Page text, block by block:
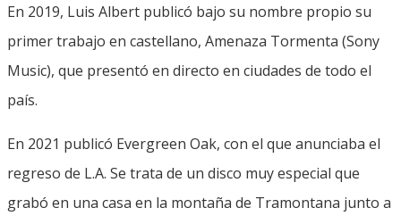
En 2019, Luis Albert publicó bajo su nombre propio su
primer trabajo en castellano, Amenaza Tormenta (Sony
Music), que presentó en directo en ciudades de todo el
país.
En 2021 publicó Evergreen Oak, con el que anunciaba el
regreso de L.A. Se trata de un disco muy especial que
grabó en una casa en la montaña de Tramontana junto a